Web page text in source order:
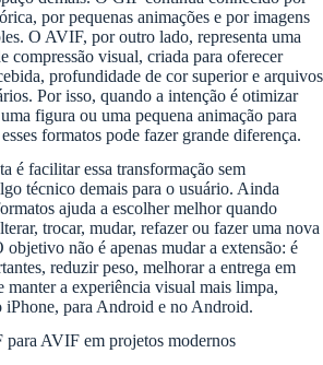
por pequenas animações e por imagens
O AVIF, por outro lado, representa uma
compressão visual, criada para oferecer
profundidade de cor superior e arquivos
Por isso, quando a intenção é otimizar
figura ou uma pequena animação para
formatos pode fazer grande diferença.
é facilitar essa transformação sem
técnico demais para o usuário. Ainda
ajuda a escolher melhor quando
trocar, mudar, refazer ou fazer uma nova
não é apenas mudar a extensão: é
reduzir peso, melhorar a entrega em
manter a experiência visual mais limpa,
para Android e no Android.
AVIF em projetos modernos